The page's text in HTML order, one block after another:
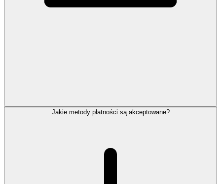
Jakie metody płatności są akceptowane?